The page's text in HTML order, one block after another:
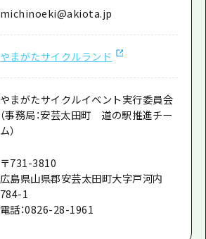
michinoeki@akiota.jp
やまがたサイクルランド
やまがたサイクルイベント実行委員会
（事務局：安芸太田町 道の駅推進チー
ム）
〒731-3810
広島県山県郡安芸太田町大字戸河内
784-1
電話：0826-28-1961